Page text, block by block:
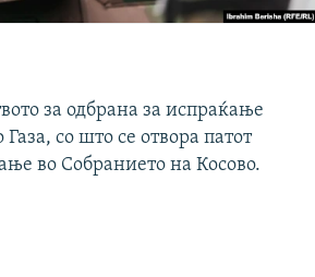
за одбрана за испраќање
со што се отвора патот
во Собранието на Косово.